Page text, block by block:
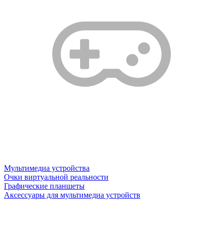
Мультимедиа устройства
Очки виртуальной реальности
Графические планшеты
Аксессуары для мультимедиа устройств